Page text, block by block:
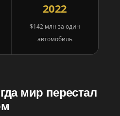
2022
$142 млн за один
автомобиль
мир перестал